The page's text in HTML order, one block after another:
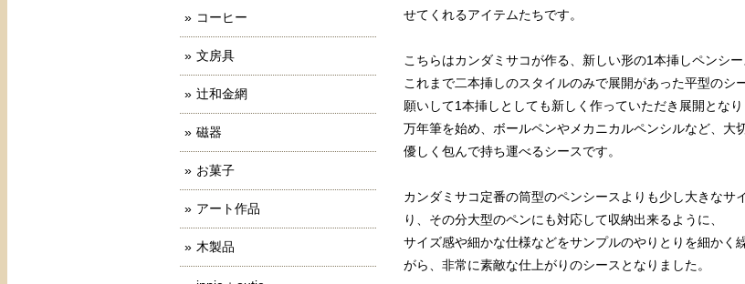
せてくれるアイテムたちです。
こちらはカンダミサコが作る、新しい形の1本挿しペンシー
これまで二本挿しのスタイルのみで展開があった平型のシ
願いして1本挿しとしても新しく作っていただき展開となり
万年筆を始め、ボールペンやメカニカルペンシルなど、大
優しく包んで持ち運べるシースです。
カンダミサコ定番の筒型のペンシースよりも少し大きなサ
り、その分大型のペンにも対応して収納出来るように、
サイズ感や細かな仕様などをサンプルのやりとりを細かく
がら、非常に素敵な仕上がりのシースとなりました。
コーヒー
文房具
辻和金網
磁器
お菓子
アート作品
木製品